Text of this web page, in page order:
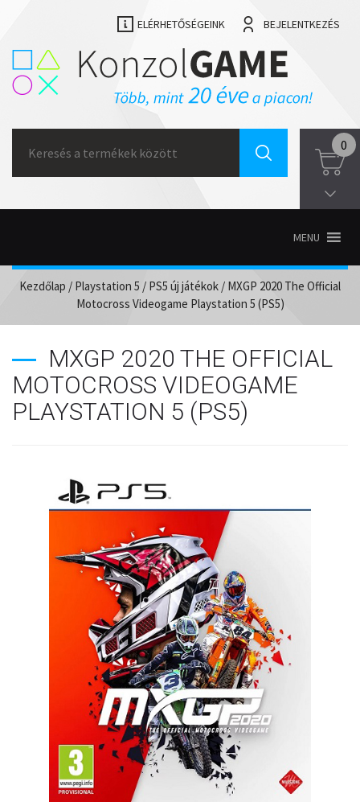
ELÉRHETŐSÉGEINK BEJELENTKEZÉS
for:
0
MENU
Kezdőlap / Playstation 5 / PS5 új játékok / MXGP 2020 The Official
Motocross Videogame Playstation 5 (PS5)
MXGP 2020 THE OFFICIAL
MOTOCROSS VIDEOGAME
PLAYSTATION 5 (PS5)